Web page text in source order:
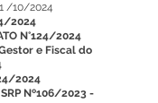
/10/2024
2024
N°124/2024
e Fiscal do
2024
Nº106/2023 -